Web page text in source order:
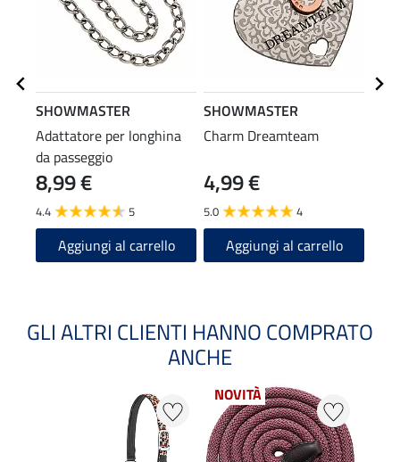
SHOWMASTER
Adattatore per longhina
da passeggio
8,99 €
4.4 5
Aggiungi al carrello
SHOWMASTER
Charm Dreamteam
4,99 €
5.0 4
Aggiungi al carrello
GLI ALTRI CLIENTI HANNO COMPRATO
ANCHE
NOVITÀ